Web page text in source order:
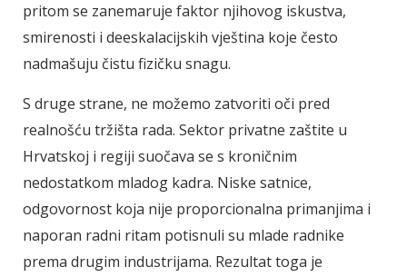
pritom se zanemaruje faktor njihovog iskustva,
smirenosti i deeskalacijskih vještina koje često
nadmašuju čistu fizičku snagu.
S druge strane, ne možemo zatvoriti oči pred
realnošću tržišta rada. Sektor privatne zaštite u
Hrvatskoj i regiji suočava se s kroničnim
nedostatkom mladog kadra. Niske satnice,
odgovornost koja nije proporcionalna primanjima i
naporan radni ritam potisnuli su mlade radnike
prema drugim industrijama. Rezultat toga je